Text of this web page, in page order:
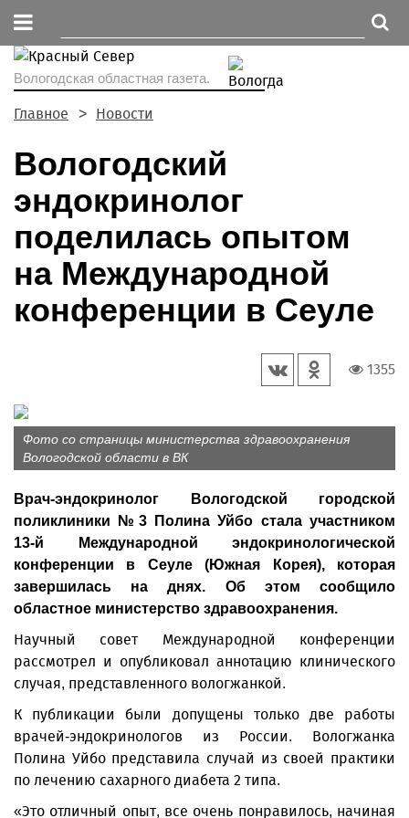
Вологодская областная газета.
Главное Новости
Вологодский
эндокринолог
поделилась опытом
на Международной
конференции в Сеуле
1355
Фото со страницы министерства здравоохранения
Вологодской области в ВК
Врач-эндокринолог Вологодской городской
поликлиники №3 Полина Уйбо стала участником
13-й Международной эндокринологической
конференции в Сеуле (Южная Корея), которая
завершилась на днях. Об этом сообщило
областное министерство здравоохранения.
Научный совет Международной конференции
рассмотрел и опубликовал аннотацию клинического
случая, представленного вологжанкой.
К публикации были допущены только две работы
врачей-эндокринологов из России. Вологжанка
Полина Уйбо представила случай из своей практики
по лечению сахарного диабета 2 типа.
«Это отличный опыт, все очень понравилось, начиная